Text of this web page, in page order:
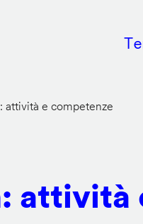
attività e competenze
attività